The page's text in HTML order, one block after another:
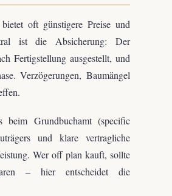
oft günstigere Preise und
ist die Absicherung: Der
Fertigstellung ausgestellt, und
Verzögerungen, Baumängel
beim Grundbuchamt (specific
und klare vertragliche
Wer off plan kauft, sollte
– hier entscheidet die